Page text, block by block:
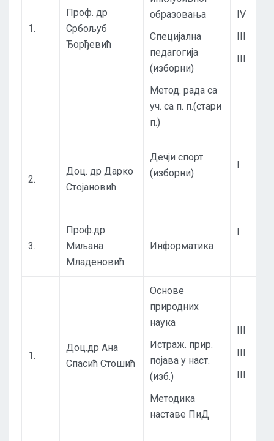
1.
Проф. др
Србољуб
Ђорђевић
образовања
Специјална
педагогија
(изборни)
Метод. рада са
уч. са п. п.(стари
п.)
IV
III
III
2.
Доц. др Дарко
Стојановић
Дечји спорт
(изборни)
I
3.
Проф.др
Миљана
Младеновић
Информатика
I
1.
Доц.др Ана
Спасић Стошић
Основе
природних
наука
Истраж. прир.
појава у наст.
(изб.)
Методика
наставе ПиД
III
III
III